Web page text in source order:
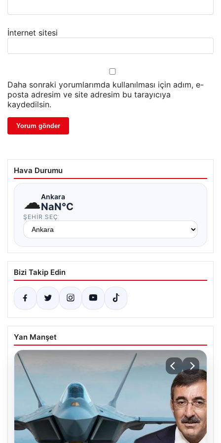
İnternet sitesi
Daha sonraki yorumlarımda kullanılması için adım, e-
posta adresim ve site adresim bu tarayıcıya
kaydedilsin.
Hava Durumu
☁Ankara
NaN°C
ŞEHIR SEÇ
Bizi Takip Edin
Yan Manşet